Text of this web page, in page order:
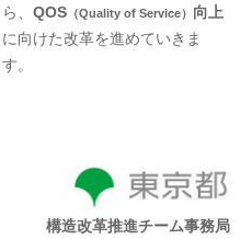
ら、QOS （Quality of Service） 向上
に向けた改革を進めていきま
す。
構造改革推進チーム事務局